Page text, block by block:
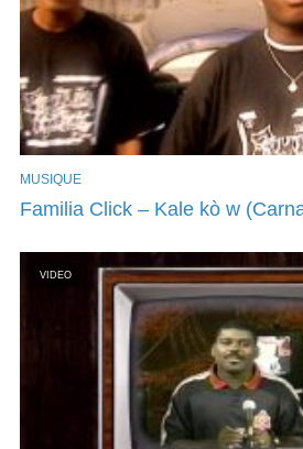
MUSIQUE
Familia Click – Kale kò w
VIDEO